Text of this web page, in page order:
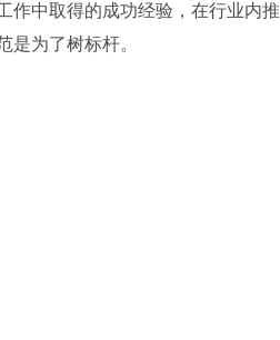
作中取得的成功经验，在行业内推
是为了树标杆。